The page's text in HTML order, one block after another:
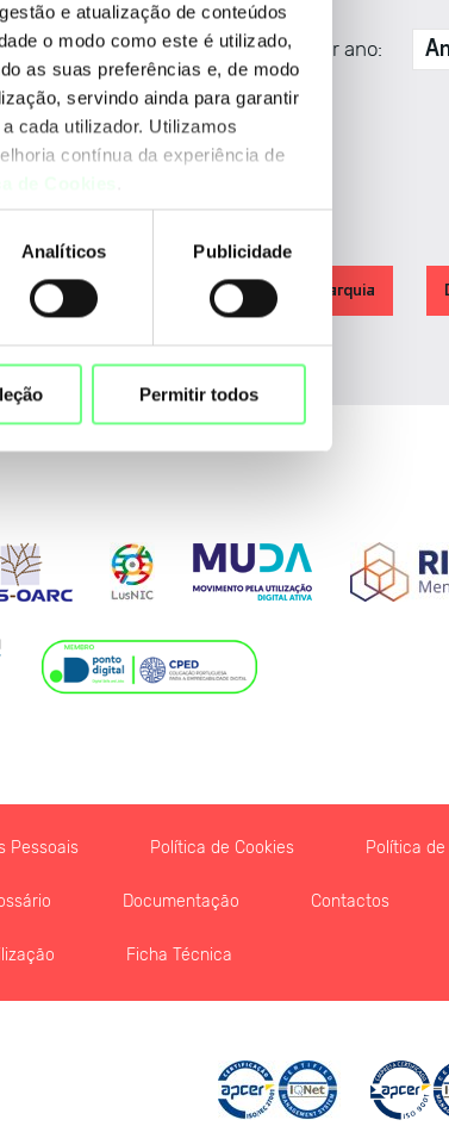
e atualização de conteúdos
o modo como este é utilizado,
as suas preferências e, de modo
servindo ainda para garantir
cada utilizador. Utilizamos
contínua da experiência de
Analíticos Publicidade
Permitir todos
Pesquisa por ano:
Distrito RIR Hierarquia
Pessoais Política de Cookies Política
Documentação Contactos
Ficha Técnica